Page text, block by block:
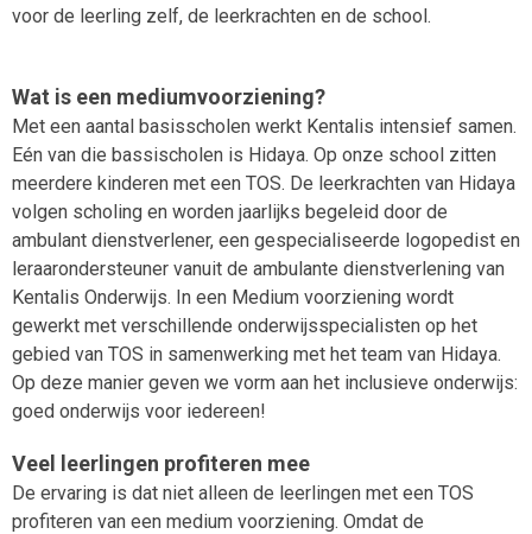
voor de leerling zelf, de leerkrachten en de school.
Wat is een mediumvoorziening?
Met een aantal basisscholen werkt Kentalis intensief samen.
Eén van die bassischolen is Hidaya. Op onze school zitten
meerdere kinderen met een TOS. De leerkrachten van Hidaya
volgen scholing en worden jaarlijks begeleid door de
ambulant dienstverlener, een gespecialiseerde logopedist en
leraarondersteuner vanuit de ambulante dienstverlening van
Kentalis Onderwijs. In een Medium voorziening wordt
gewerkt met verschillende onderwijsspecialisten op het
gebied van TOS in samenwerking met het team van Hidaya.
Op deze manier geven we vorm aan het inclusieve onderwijs:
goed onderwijs voor iedereen!
Veel leerlingen profiteren mee
De ervaring is dat niet alleen de leerlingen met een TOS
profiteren van een medium voorziening. Omdat de